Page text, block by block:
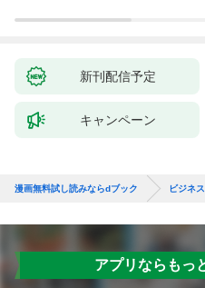
新刊配信予定
キャンペーン
漫画無料試し読みならdブック ビジネ
アプリならもっ